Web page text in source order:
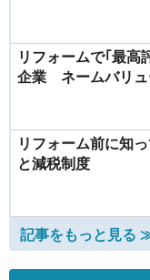
リフォームで｢最高
企業 ネームバリュ
リフォーム前に知
と減税制度
記事をもっと見る